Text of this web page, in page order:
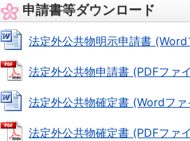
申請書等ダウンロード
法定外公共物明示申請書 (Word
法定外公共物申請書 (PDFファ
法定外公共物確定書 (Wordフ
法定外公共物確定書 (PDFファ